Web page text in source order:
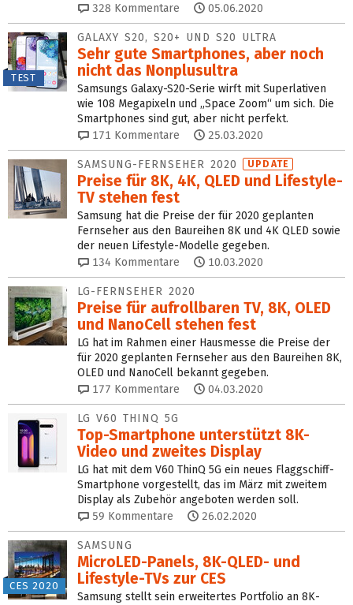
328 Kommentare 05.06.2020
TEST
GALAXY S20, S20+ UND S20 ULTRA
Sehr gute Smartphones, aber noch
nicht das Nonplusultra
Samsungs Galaxy-S20-Serie wirft mit Superlativen
wie 108 Megapixeln und „Space Zoom“ um sich. Die
Smartphones sind gut, aber nicht perfekt.
171 Kommentare 25.03.2020
SAMSUNG-FERNSEHER 2020 UPDATE
Preise für 8K, 4K, QLED und Lifestyle-
TV stehen fest
Samsung hat die Preise der für 2020 geplanten
Fernseher aus den Baureihen 8K und 4K QLED sowie
der neuen Lifestyle-Modelle gegeben.
134 Kommentare 10.03.2020
LG-FERNSEHER 2020
Preise für aufrollbaren TV, 8K, OLED
und NanoCell stehen fest
LG hat im Rahmen einer Hausmesse die Preise der
für 2020 geplanten Fernseher aus den Baureihen 8K,
OLED und NanoCell bekannt gegeben.
177 Kommentare 04.03.2020
LG V60 THINQ 5G
Top-Smartphone unterstützt 8K-
Video und zweites Display
LG hat mit dem V60 ThinQ 5G ein neues Flaggschiff-
Smartphone vorgestellt, das im März mit zweitem
Display als Zubehör angeboten werden soll.
59 Kommentare 26.02.2020
CES 2020
SAMSUNG
MicroLED-Panels, 8K-QLED- und
Lifestyle-TVs zur CES
Samsung stellt sein erweitertes Portfolio an 8K-